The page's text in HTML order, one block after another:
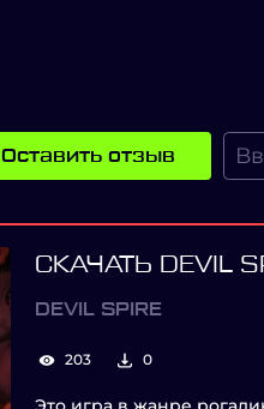
Оставить отзыв
СКАЧАТЬ DEVIL
DEVIL SPIRE
203 0